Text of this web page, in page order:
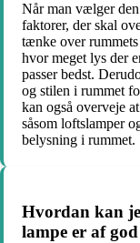
Når man vælger
faktorer, der skal
tænke over
hvor meget lys der
passer bedst.
og stilen i rummet
kan også overveje
såsom loftslamper
belysning i rummet.
Hvordan kan
lampe er af